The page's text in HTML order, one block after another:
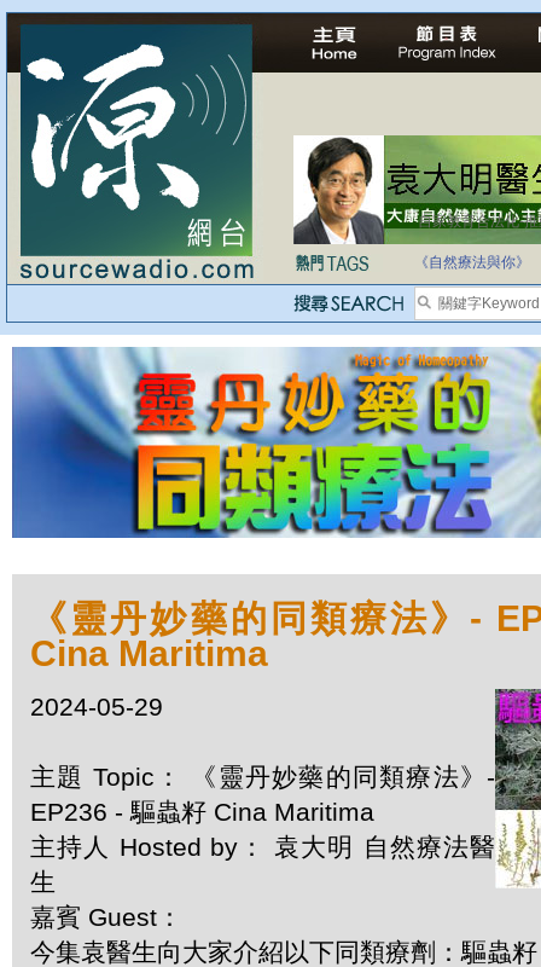
自家教育合法化-
《自然療法與你》
《靈丹妙藥的同類療法》-
Cina Maritima
2024-05-29
主題 Topic： 《靈丹妙藥的同類療法》-
EP236 - 驅蟲籽 Cina Maritima
主持人 Hosted by： 袁大明 自然療法醫
生
嘉賓 Guest：
今集袁醫生向大家介紹以下同類療劑：驅蟲